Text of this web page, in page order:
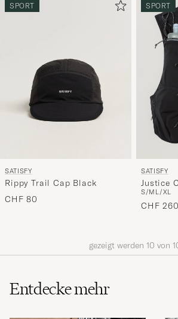
SPORT
SATISFY
Rippy Trail Cap Black
CHF 80
SPORT
SATISFY
Justice
Vest 5L
S/M L/XL
CHF 260
gezeigt werden 10 von
Entdecke mehr